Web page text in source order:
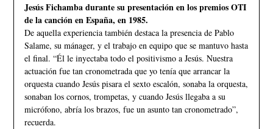
Jesús Fichamba durante su presentación en los premios OTI
de la canción en España, en 1985.
De aquella experiencia también destaca la presencia de Pablo
Salame, su mánager, y el trabajo en equipo que se mantuvo hasta
el final. “Él le inyectaba todo el positivismo a Jesús. Nuestra
actuación fue tan cronometrada que yo tenía que arrancar la
orquesta cuando Jesús pisara el sexto escalón, sonaba la orquesta,
sonaban los cornos, trompetas, y cuando Jesús llegaba a su
micrófono, abría los brazos, fue un asunto tan cronometrado”,
recuerda.